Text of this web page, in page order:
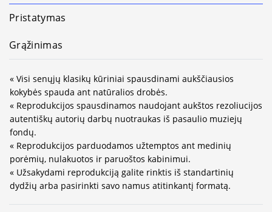
Pristatymas
Grąžinimas
« Visi senųjų klasikų kūriniai spausdinami aukščiausios
kokybės spauda ant natūralios drobės.
« Reprodukcijos spausdinamos naudojant aukštos rezoliucijos
autentiškų autorių darbų nuotraukas iš pasaulio muziejų
fondų.
« Reprodukcijos parduodamos užtemptos ant medinių
porėmių, nulakuotos ir paruoštos kabinimui.
« Užsakydami reprodukciją galite rinktis iš standartinių
dydžių arba pasirinkti savo namus atitinkantį formatą.